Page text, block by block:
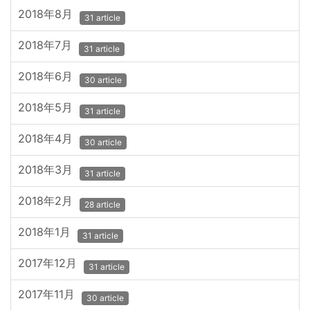
2018年8月 31 article
2018年7月 31 article
2018年6月 30 article
2018年5月 31 article
2018年4月 30 article
2018年3月 31 article
2018年2月 28 article
2018年1月 31 article
2017年12月 31 article
2017年11月 30 article